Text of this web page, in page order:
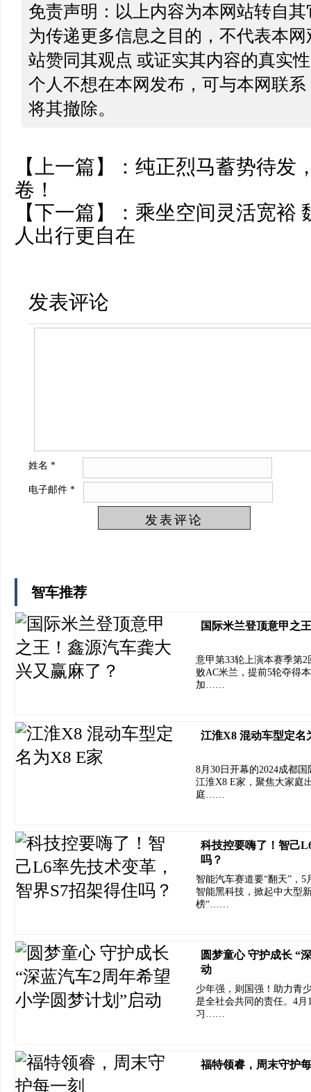
免责声明：以上内容为本网站转自
为传递更多信息之目的，不代表本
站赞同其观点 或证实其内容的真实
个人不想在本网发布，可与本网联
将其撤除。
【上一篇】： 纯正烈马蓄势待发
卷！
【下一篇】： 乘坐空间灵活宽裕
人出行更自在
发表评论
姓名 *
电子邮件 *
智车推荐
国际米兰登顶意甲之
意甲第33轮上演本赛季第
败AC米兰，提前5轮夺得
加……
江淮X8 混动车型定名
8月30日开幕的2024成都
江淮X8 E家，聚焦大家庭
庭……
科技控要嗨了！智己
吗？
智能汽车赛道要“翻天”，
智能黑科技，掀起中大型
榜“……
圆梦童心 守护成长 “
动
少年强，则国强！助力青
是全社会共同的责任。4
习……
福特领睿，周末守护